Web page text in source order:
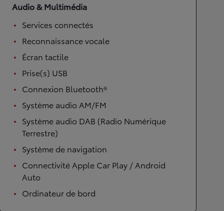
Audio & Multimédia
Services connectés
Reconnaissance vocale
Écran tactile
Prise(s) USB
Connexion Bluetooth®
Système audio AM/FM
Système audio DAB (Radio Numérique
Terrestre)
Système de navigation
Connectivité Apple Car Play / Android
Auto
Ordinateur de bord